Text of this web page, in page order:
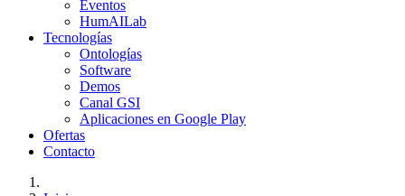
Eventos
HumAILab
Tecnologías
Ontologías
Software
Demos
Canal GSI
Aplicaciones en Google Play
Ofertas
Contacto